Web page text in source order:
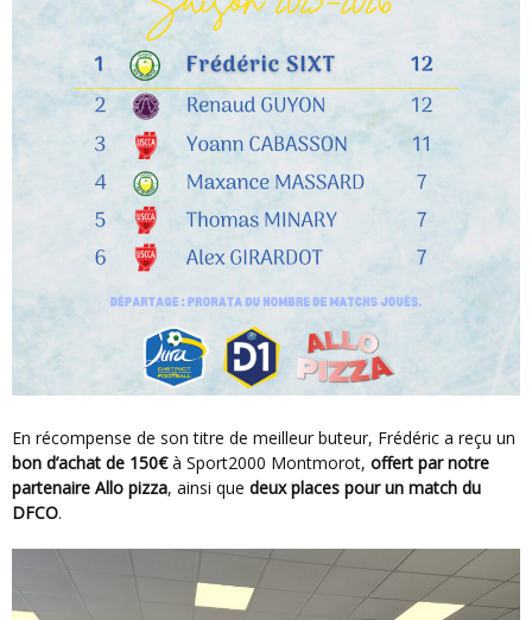
En récompense de son titre de meilleur buteur, Frédéric a reçu un
bon d’achat de 150€à Sport2000 Montmorot, offert par notre
partenaire Allo pizza, ainsi que deux places pour un match du
DFCO.